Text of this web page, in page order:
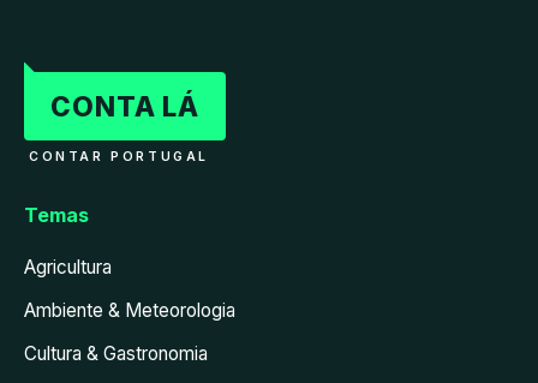
CONTA LÁ
CONTAR PORTUGAL
Temas
Agricultura
Ambiente & Meteorologia
Cultura & Gastronomia